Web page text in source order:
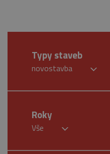
Typy staveb
novostavba
Roky
Vše